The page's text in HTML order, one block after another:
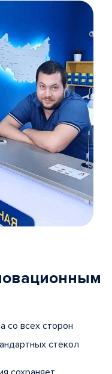
со всех сторон
стекол